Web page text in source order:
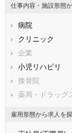
石川県
静岡県
滋賀県
兵庫県
鳥取県
広島県
香川県
仕事内容・施設形態
病院
クリニック
企業
小児リハビリ
接骨院
薬局・ドラッグ
雇用形態から求人を